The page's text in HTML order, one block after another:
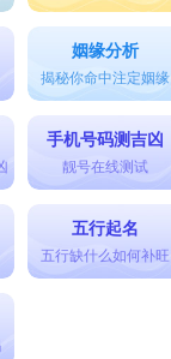
姻缘分析
揭秘你命中注定姻缘
手机号码测吉凶
靓号在线测试
五行起名
五行缺什么如何补旺